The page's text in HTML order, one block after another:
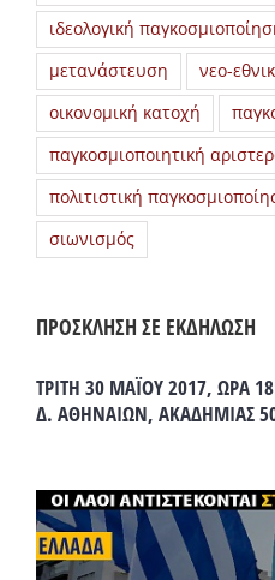
ιδεολογική
μετανάστευση
νεο-
οικονομική κατοχή
παγκοσμιοποιητική
πολιτιστική
σιωνισμός
ΠΡΟΣΚΛΗΣΗ ΣΕ ΕΚΔΗΛΩΣΗ
ΤΡΙΤΗ 30 ΜΑΪΟΥ 2017, ΩΡΑ
Δ. ΑΘΗΝΑΙΩΝ, ΑΚΑΔΗΜΙΑΣ